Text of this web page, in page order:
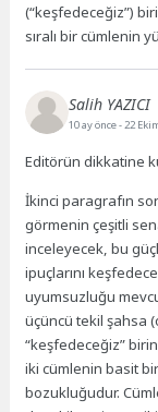
(“keşfedeceğiz”)
sıralı bir cümlenin
Salih YAZICI
10 ay önce- 22
Editörün dikkatine
İkinci paragrafın
görmenin çeşitli
inceleyecek, bu
ipuçlarını
uyumsuzluğu
üçüncü tekil şahsa
“keşfedeceğiz”
iki cümlenin basit
bozukluğudur.